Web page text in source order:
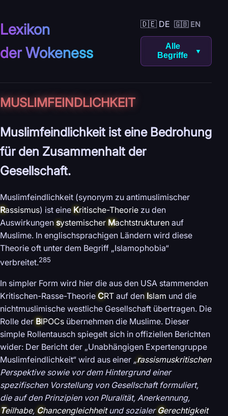
Lexikon
der Wokeness
🇩🇪 DE 🇬🇧 EN
Alle
Begriffe
▼
MUSLIM­FEINDLICHKEIT
Muslimfeindlichkeit ist eine Bedrohung
für den Zusammenhalt der
Gesellschaft.
Muslimfeindlichkeit (synonym zu antimuslimischer
Rassismus) ist eine Kritische-Theorie zu den
Auswirkungen systemischer Machtstrukturen auf
Muslime. In englischsprachigen Ländern wird diese
Theorie oft unter dem Begriff „Islamophobia“
verbreitet.285
In simpler Form wird hier die aus den USA stammenden
Kritischen-Rasse-Theorie CRT auf den Islam und die
nichtmuslimische westliche Gesellschaft übertragen. Die
Rolle der BIPOCs übernehmen die Muslime. Dieser
simple Rollentausch spiegelt sich in offiziellen Berichten
wider: Der Bericht der „Unabhängigen Expertengruppe
Muslimfeindlichkeit“ wird aus einer „rassismuskritischen
Perspektive sowie vor dem Hintergrund einer
spezifischen Vorstellung von Gesellschaft formuliert,
die auf den Prinzipien von Pluralität, Anerkennung,
Teilhabe, Chancengleichheitund sozialer Gerechtigkeit